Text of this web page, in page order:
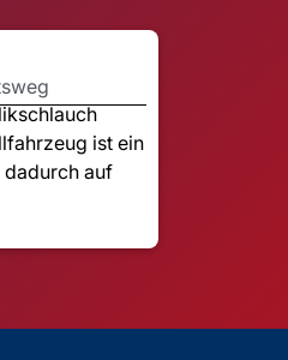
ist ein
dadurch auf